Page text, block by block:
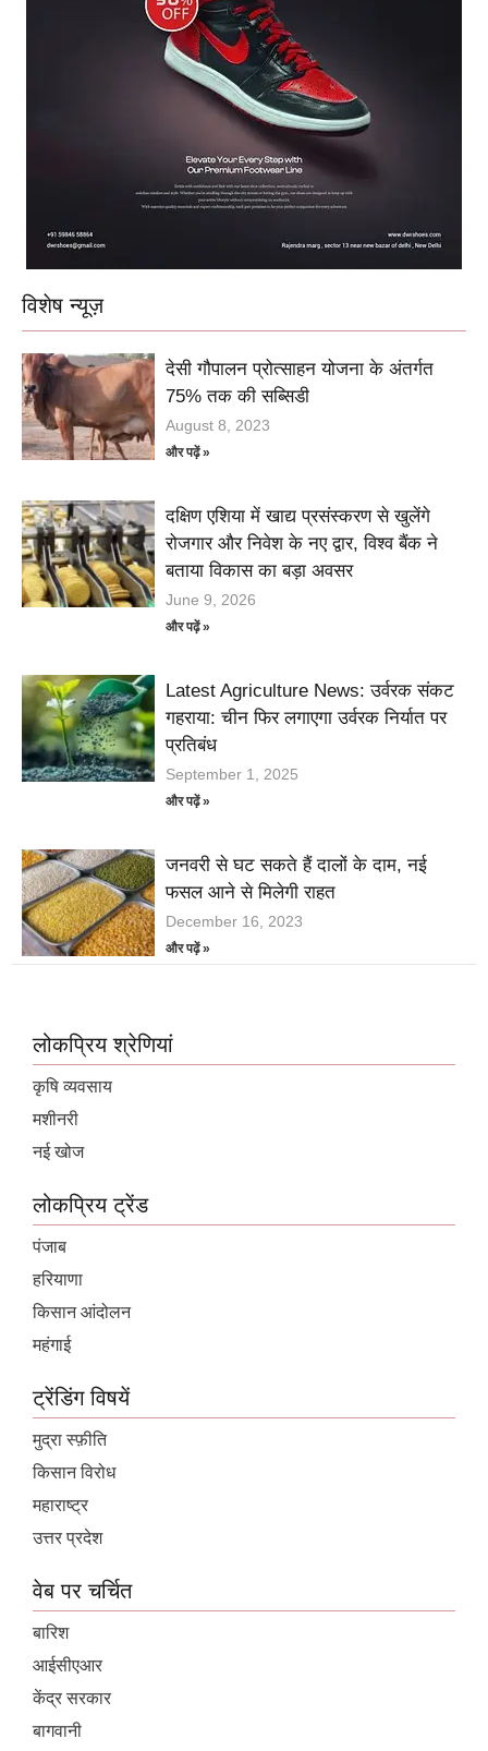
विशेष न्यूज़
देसी गौपालन प्रोत्साहन योजना के अंतर्गत
75% तक की सब्सिडी
August 8, 2023
और पढ़ें »
दक्षिण एशिया में खाद्य प्रसंस्करण से खुलेंगे
रोजगार और निवेश के नए द्वार, विश्व बैंक ने
बताया विकास का बड़ा अवसर
June 9, 2026
और पढ़ें »
Latest Agriculture News: उर्वरक संकट
गहराया: चीन फिर लगाएगा उर्वरक निर्यात पर
प्रतिबंध
September 1, 2025
और पढ़ें »
जनवरी से घट सकते हैं दालों के दाम, नई
फसल आने से मिलेगी राहत
December 16, 2023
और पढ़ें »
लोकप्रिय श्रेणियां
कृषि व्यवसाय
मशीनरी
नई खोज
लोकप्रिय ट्रेंड
पंजाब
हरियाणा
किसान आंदोलन
महंगाई
ट्रेंडिंग विषयें
मुद्रा स्फ़ीति
किसान विरोध
महाराष्ट्र
उत्तर प्रदेश
वेब पर चर्चित
बारिश
आईसीएआर
केंद्र सरकार
बागवानी